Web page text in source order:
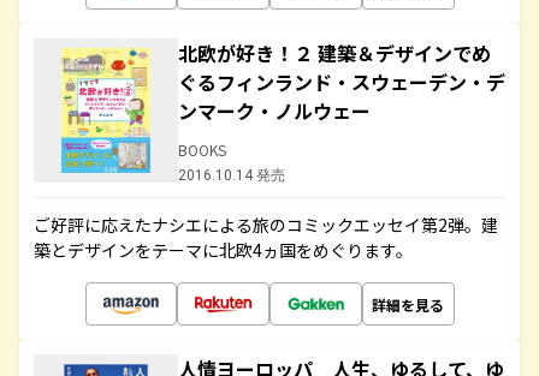
北欧が好き！２ 建築＆デザインでめ
ぐるフィンランド・スウェーデン・デ
ンマーク・ノルウェー
BOOKS
2016.10.14 発売
ご好評に応えたナシエによる旅のコミックエッセイ第2弾。建
築とデザインをテーマに北欧4ヵ国をめぐります。
詳細を見る
人情ヨーロッパ 人生、ゆるして、ゆ